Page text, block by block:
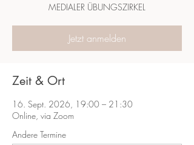
MEDIALER ÜBUNGSZIRKEL
Jetzt anmelden
Zeit & Ort
16. Sept. 2026, 19:00 – 21:30
Online, via Zoom
Andere Termine